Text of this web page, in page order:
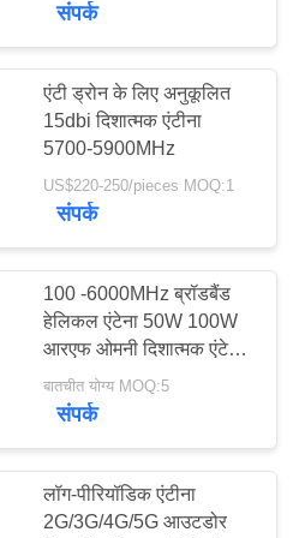
संपर्क
एंटी ड्रोन के लिए अनुकूलित
15dbi दिशात्मक एंटीना
5700-5900MHz
US$220-250/pieces MOQ:1
संपर्क
100 -6000MHz ब्रॉडबैंड
हेलिकल एंटेना 50W 100W
आरएफ ओमनी दिशात्मक एंटेना
6 5dBi लाभ एन कनेक्टर
बातचीत योग्य MOQ:5
संपर्क
लॉग-पीरियॉडिक एंटीना
2G/3G/4G/5G आउटडोर